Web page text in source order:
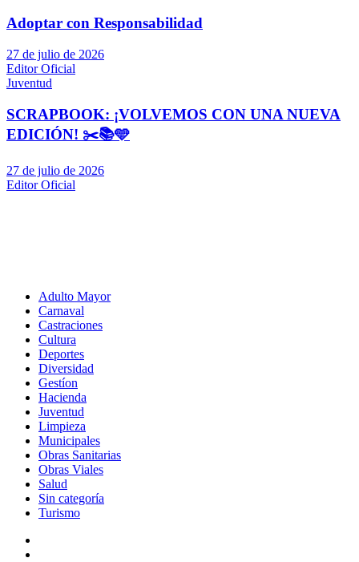
Adoptar con Responsabilidad
27 de julio de 2026
Editor Oficial
Juventud
SCRAPBOOK: ¡VOLVEMOS CON UNA NUEVA
EDICIÓN! ✂️📚🩵
27 de julio de 2026
Editor Oficial
Adulto Mayor
Carnaval
Castraciones
Cultura
Deportes
Diversidad
Gestíon
Hacienda
Juventud
Limpieza
Municipales
Obras Sanitarias
Obras Viales
Salud
Sin categoría
Turismo